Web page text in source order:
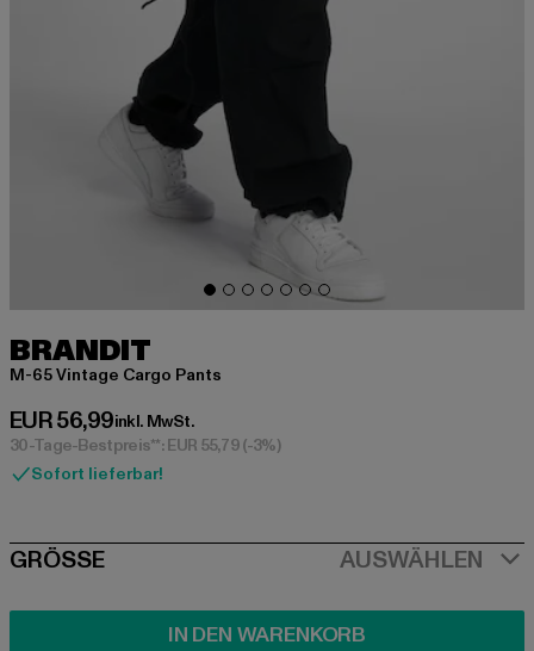
BRANDIT
M-65 Vintage Cargo Pants
EUR 56,99
Derzeitiger Preis: EUR 56,99
inkl. MwSt.
30-Tage-Bestpreis**: EUR 55,79(-3%)
Sofort lieferbar!
SIZE
GRÖSSE AUSWÄHLEN
IN DEN WARENKORB